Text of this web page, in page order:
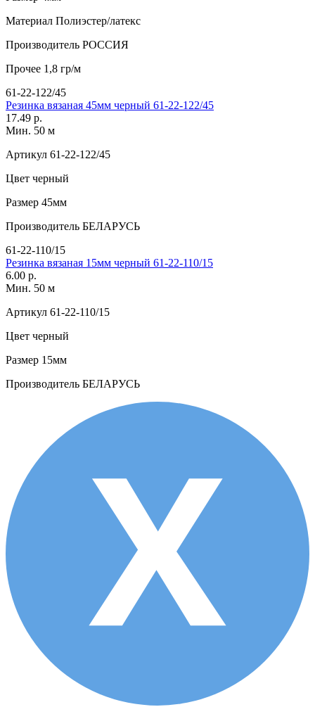
Материал Полиэстер/латекс
Производитель РОССИЯ
Прочее 1,8 гр/м
61-22-122/45
Резинка вязаная 45мм черный 61-22-122/45
17.49 р.
Мин. 50 м
Артикул 61-22-122/45
Цвет черный
Размер 45мм
Производитель БЕЛАРУСЬ
61-22-110/15
Резинка вязаная 15мм черный 61-22-110/15
6.00 р.
Мин. 50 м
Артикул 61-22-110/15
Цвет черный
Размер 15мм
Производитель БЕЛАРУСЬ